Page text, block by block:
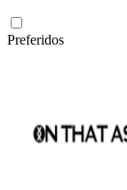
Amazon
Preferidos